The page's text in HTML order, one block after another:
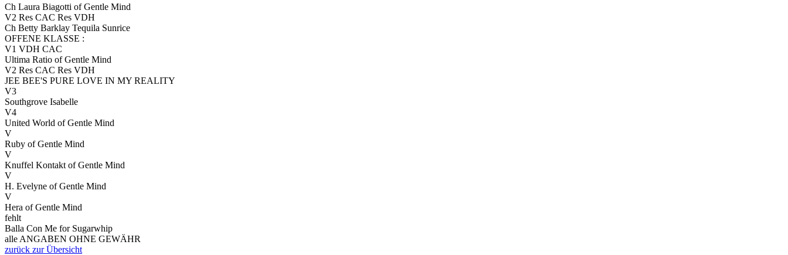
Ch Laura Biagotti of Gentle Mind
V2 Res CAC Res VDH
Ch Betty Barklay Tequila Sunrice
OFFENE KLASSE :
V1 VDH CAC
Ultima Ratio of Gentle Mind
V2 Res CAC Res VDH
JEE BEE'S PURE LOVE IN MY REALITY
V3
Southgrove Isabelle
V4
United World of Gentle Mind
V
Ruby of Gentle Mind
V
Knuffel Kontakt of Gentle Mind
V
H. Evelyne of Gentle Mind
V
Hera of Gentle Mind
fehlt
Balla Con Me for Sugarwhip
alle ANGABEN OHNE GEWÄHR
zurück zur Übersicht